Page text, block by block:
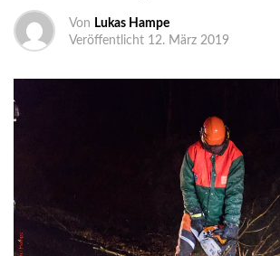
Von Lukas Hampe
Veröffentlicht 12. März 2019